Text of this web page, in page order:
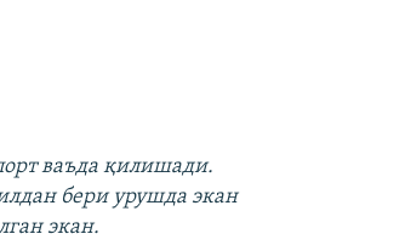
ваъда қилишади.
бери урушда экан
экан.